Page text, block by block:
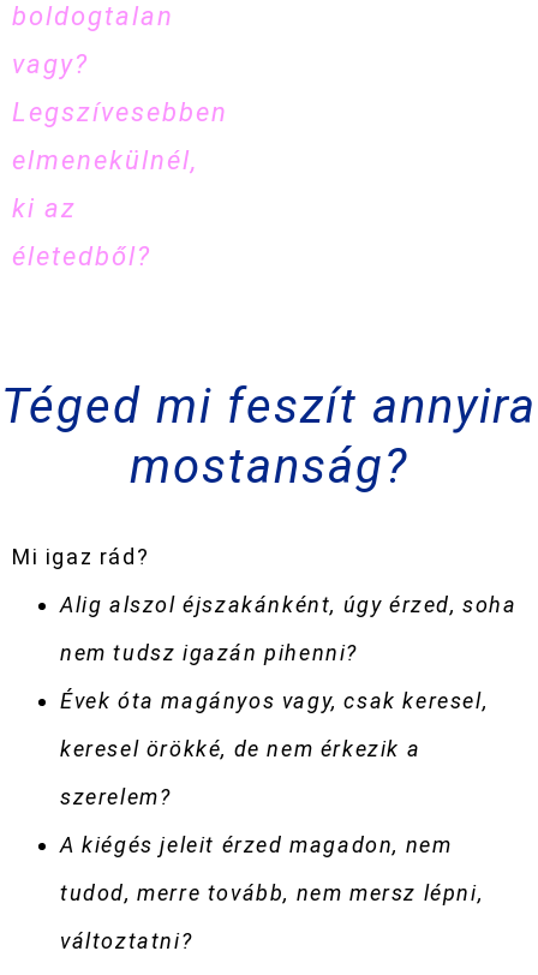
boldogtalan
vagy?
Legszívesebben
elmenekülnél,
ki az
életedből?
Téged mi feszít annyira
mostanság?
Mi igaz rád?
Alig alszol éjszakánként, úgy érzed, soha
nem tudsz igazán pihenni?
Évek óta magányos vagy, csak keresel,
keresel örökké, de nem érkezik a
szerelem?
A kiégés jeleit érzed magadon, nem
tudod, merre tovább, nem mersz lépni,
változtatni?